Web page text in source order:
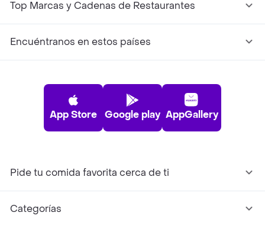
Top Marcas y Cadenas de Restaurantes
Encuéntranos en estos países
App Store Google play AppGallery
Pide tu comida favorita cerca de ti
Categorías